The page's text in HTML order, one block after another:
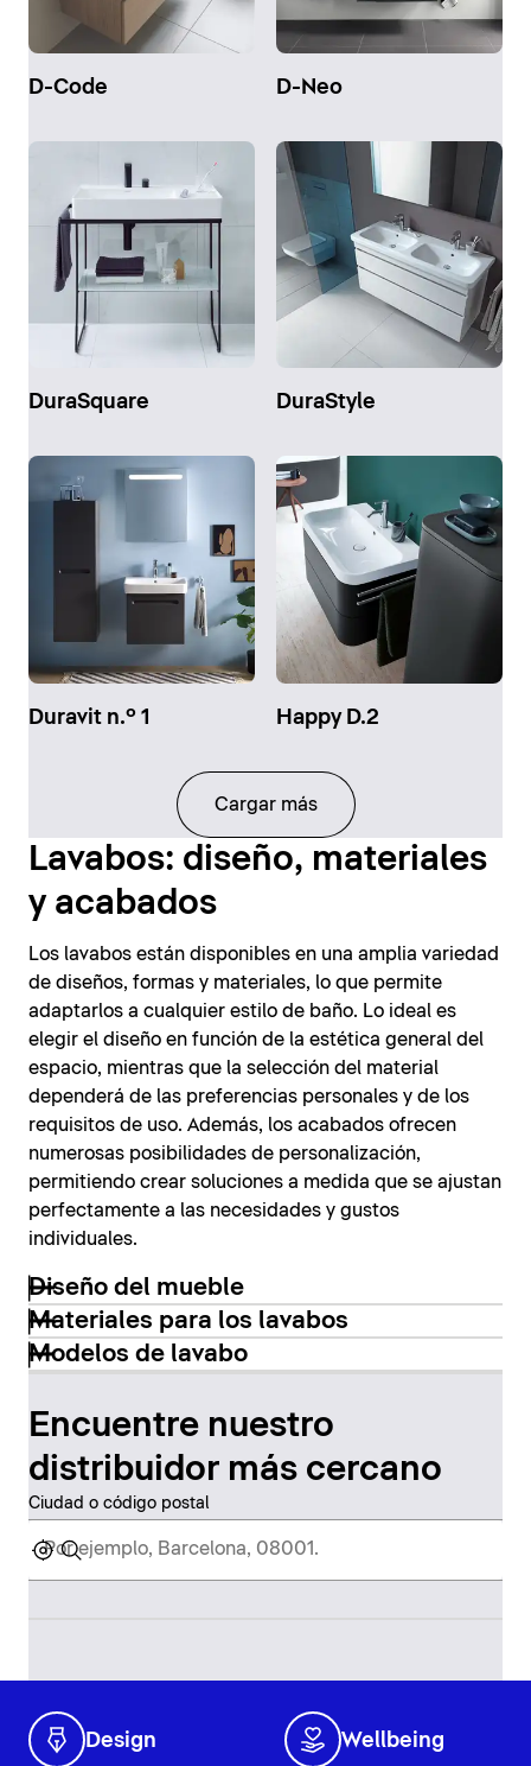
D-Code D-Neo
DuraSquare DuraStyle
Duravit n.º 1 Happy D.2
Cargar más
Lavabos: diseño, materiales
y acabados
Los lavabos están disponibles en una amplia variedad
de diseños, formas y materiales, lo que permite
adaptarlos a cualquier estilo de baño. Lo ideal es
elegir el diseño en función de la estética general del
espacio, mientras que la selección del material
dependerá de las preferencias personales y de los
requisitos de uso. Además, los acabados ofrecen
numerosas posibilidades de personalización,
permitiendo crear soluciones a medida que se ajustan
perfectamente a las necesidades y gustos
individuales.
Diseño del mueble
Materiales para los lavabos
Modelos de lavabo
Encuentre nuestro
distribuidor más cercano
Ciudad o código postal
Design Wellbeing